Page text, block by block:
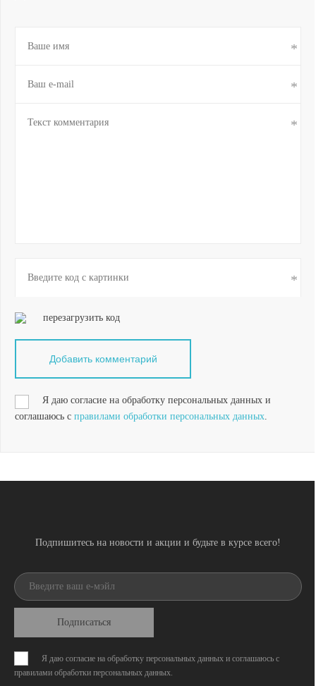
перезагрузить код
Я даю согласие на обработку персональных данных и
соглашаюсь с правилами обработки персональных данных
Подпишитесь на новости и акции и будьте в курсе всего!
Подписаться
Я даю согласие на обработку персональных данных и соглашаюсь с
правилами обработки персональных данных.